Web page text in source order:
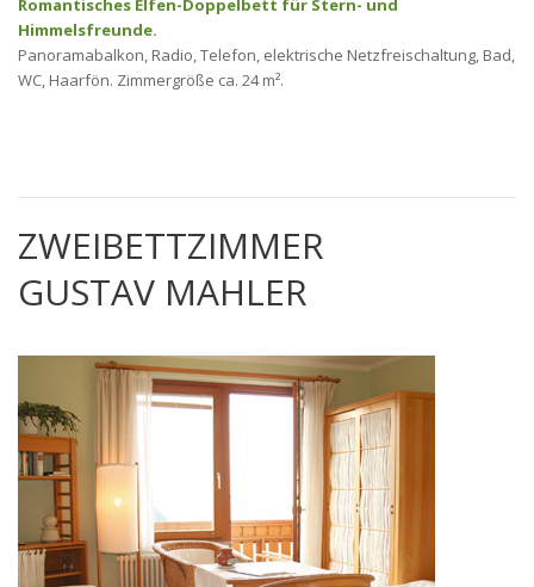
Romantisches Elfen-Doppelbett für Stern- und
Himmelsfreunde.
Panoramabalkon, Radio, Telefon, elektrische Netzfreischaltung, Bad,
WC, Haarfön. Zimmergröße ca. 24 m².
ZWEIBETTZIMMER
GUSTAV MAHLER